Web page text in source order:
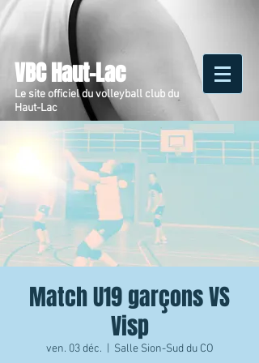
VBC Haut-Lac
Le site officiel du volleyball club du
Haut-Lac
Match U19 garçons VS
Visp
ven. 03 déc. Salle Sion-Sud du CO